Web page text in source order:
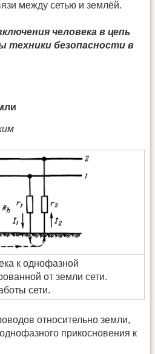
между сетью и землёй.
человека в цепь
техники безопасности в
к однофазной
от земли сети.
сети.
относительно земли,
прикосновения к